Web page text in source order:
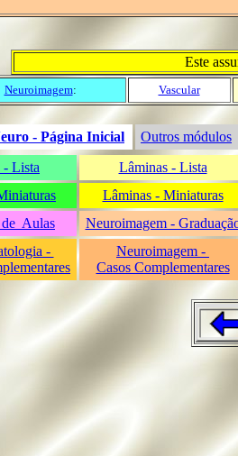
Este
Neuroimagem: Vascular
- Página Inicial
Outros módulos
- Lista
Lâminas - Lista
Lâminas - Miniaturas
Aulas
Neuroimagem -
-
Neuroimagem -
Casos Complementares